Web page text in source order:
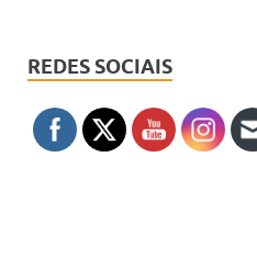
REDES SOCIAIS